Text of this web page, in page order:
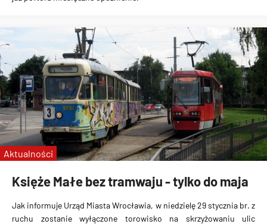
Księże Małe bez tramwaju - tylko do maja
Jak informuje Urząd Miasta Wrocławia, w niedzielę 29 stycznia br. z
ruchu zostanie wyłączone torowisko na skrzyżowaniu ulic
Aktualności